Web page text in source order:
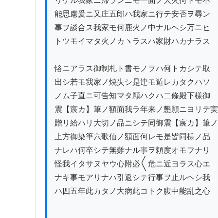
能思慮爰ニ又庄五郎ハ我家ニ行テ安否ヲ尋ン
事ヲ談合ス我家モ何鹿火ノ中ナルヘシ万ニヒ
トツモイマタ火ノカヽラスハ家財ハカナラス
悋ニアラス御制札ト書モノヲハ何トカシテ取
出シ若モ我家ノ焼失シ是迚モ遁レカタクハソ
ノム子直ニ可告知マタ願ハクハ二條殿下様御
震【宸カ】筆ノ額面我ラ年来ノ懇願ニヨリテ
贈リ給ハリ大切ノ品ニシテ同御震【宸カ】筆
上方御染筆六歌仙ノ額面何レモ是皆同様ノ品
ナレハ何卒シテ無難ナル事ヲ頼度オモフナリ
怪我イタサヌヤウ心附必〱危ニ近ヨラス心エ
ナキ事モアリナハ引返シテ行事ヲ止ルヘシ我
ハ四五年此カタノ大病此コトク腹中能乱之心